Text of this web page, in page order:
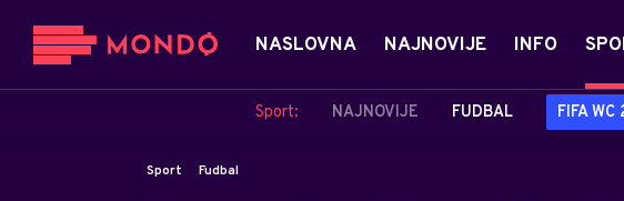
NASLOVNA NAJNOVIJE INFO
Sport: NAJNOVIJE FUDBAL FIFA
Sport Fudbal